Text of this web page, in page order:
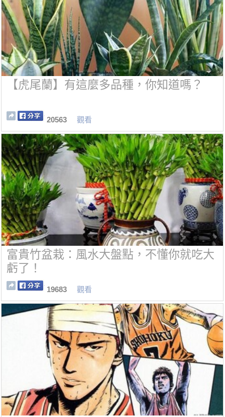
【虎尾蘭】有這麼多品種，你知道嗎？
20563 觀看
富貴竹盆栽：風水大盤點，不懂你就吃大
虧了！
19683 觀看